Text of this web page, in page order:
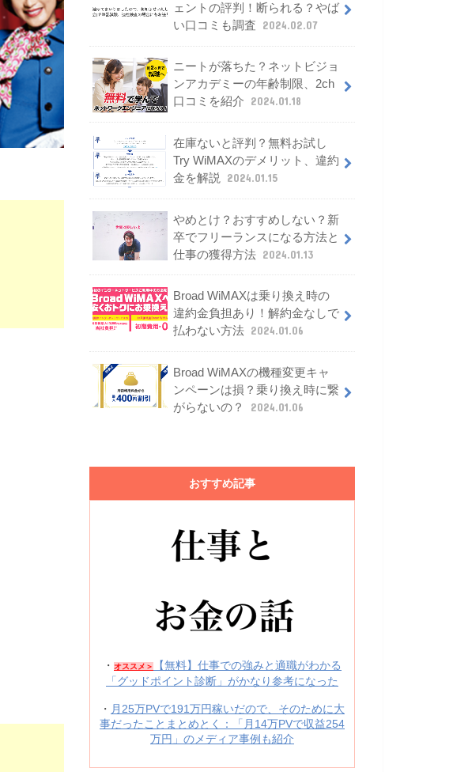
ェントの評判！断られる？やば
い口コミも調査
2024.02.07
ニートが落ちた？ネットビジョ
ンアカデミーの年齢制限、2ch
口コミを紹介
2024.01.18
在庫ないと評判？無料お試し
Try WiMAXのデメリット、違約
金を解説
2024.01.15
やめとけ？おすすめしない？新
卒でフリーランスになる方法と
仕事の獲得方法 2024.01.13
Broad WiMAXは乗り換え時の
違約金負担あり！解約金なしで
払わない方法 2024.01.06
Broad WiMAXの機種変更キャ
ンペーンは損？乗り換え時に繋
がらないの？
2024.01.06
おすすめ記事
・ オススメ＞
【無料】仕事での強みと適職がわかる
「グッドポイント診断」がかなり参考になった
・ 月25万PVで191万円稼いだので、そのために大
事だったことまとめとく：「月14万PVで収益254
万円」のメディア事例も紹介